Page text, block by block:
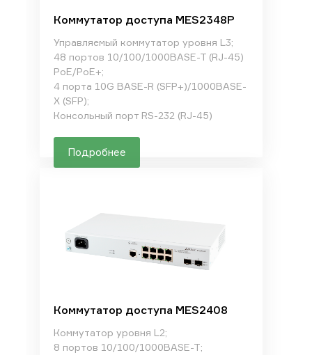
Коммутатор доступа MES2348P
Управляемый коммутатор уровня L3;
48 портов 10/100/1000BASE-T (RJ-45)
PoE/PoE+;
4 порта 10G BASE-R (SFP+)/1000BASE-
X (SFP);
Консольный порт RS-232 (RJ-45)
Подробнее
Коммутатор доступа MES2408
Коммутатор уровня L2;
8 портов 10/100/1000BASE-T;